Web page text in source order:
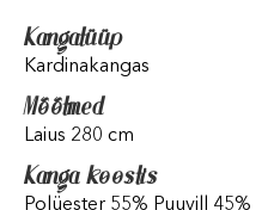
Kangatüüp
Kardinakangas
Mõõtmed
Laius 280 cm
Kanga koostis
Polüester 55% Puuvill 45%